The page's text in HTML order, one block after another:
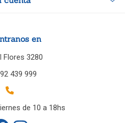
en
Flores 3280
439 999
de 10 a 18hs